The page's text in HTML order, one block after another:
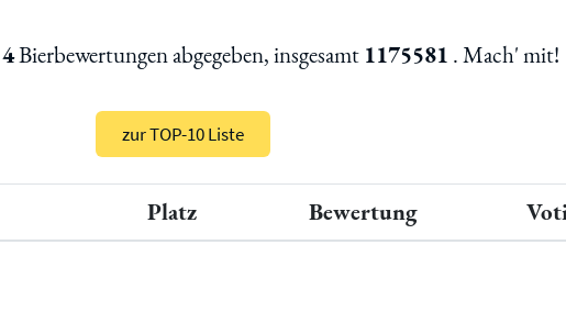
4Bierbewertungen abgegeben, insgesamt 1175581 . Mach' mit!
zur TOP-10 Liste
Platz Bewertung